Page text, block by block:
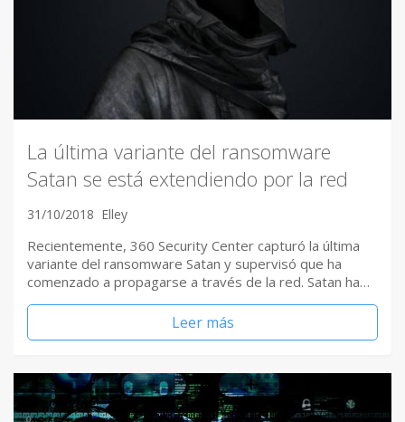
La última variante del ransomware
Satan se está extendiendo por la red
31/10/2018 Elley
Recientemente, 360 Security Center capturó la última
variante del ransomware Satan y supervisó que ha
comenzado a propagarse a través de la red. Satan ha…
Leer más